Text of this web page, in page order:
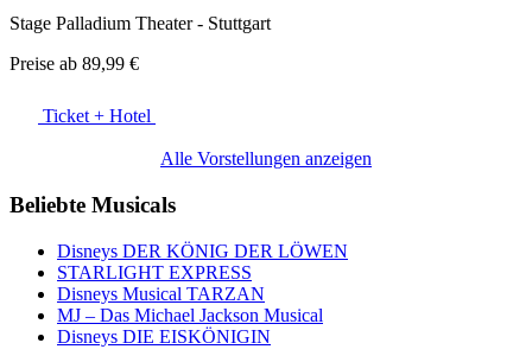
Stage Palladium Theater - Stuttgart
Preise ab 89,99 €
Ticket + Hotel
Alle Vorstellungen anzeigen
Beliebte Musicals
Disneys DER KÖNIG DER LÖWEN
STARLIGHT EXPRESS
Disneys Musical TARZAN
MJ – Das Michael Jackson Musical
Disneys DIE EISKÖNIGIN